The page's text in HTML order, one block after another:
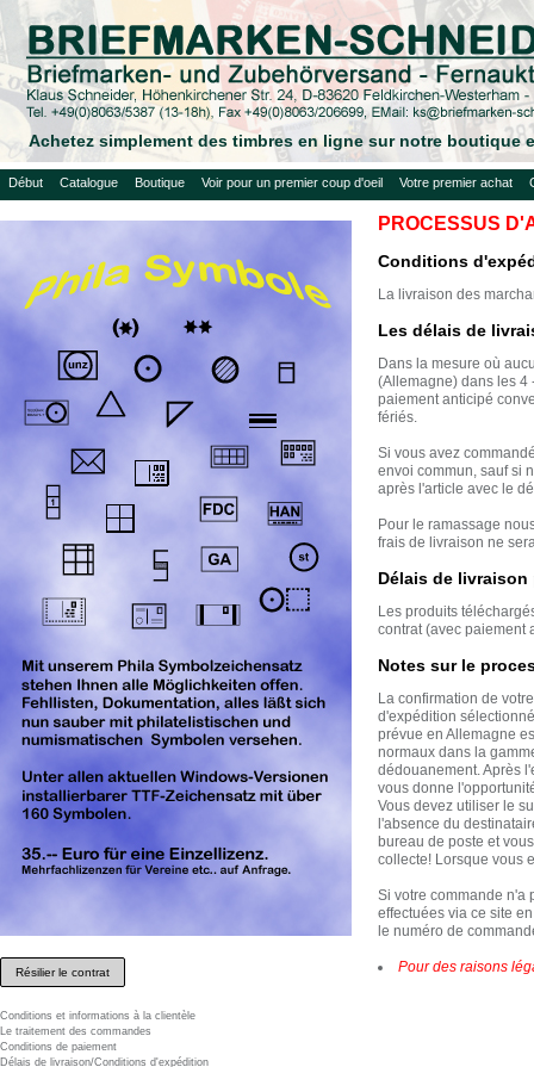
Achetez simplement des timbres en ligne sur notre boutique
Début Catalogue Boutique Voir pour un premier coup d'oeil Votre premier achat
Résilier le contrat
Conditions et informations à la clientèle
Le traitement des commandes
Conditions de paiement
Délais de livraison/Conditions d'expédition
PROCESSUS
Conditions
La livraison des
Les délais de
Dans la mesure où
(Allemagne) dans les 4
paiement anticipé
fériés.
Si vous avez
envoi commun, sauf si
après l'article avec le
Pour le ramassage
frais de livraison ne
Délais de
Les produits
contrat (avec paiement
Notes sur le
La confirmation de
d'expédition
prévue en Allemagne
normaux dans la
dédouanement. Après
vous donne
Vous devez utiliser le
l'absence du
bureau de poste et
collecte! Lorsque vous
Si votre commande n'a
effectuées via ce site
le numéro de
Pour des raisons